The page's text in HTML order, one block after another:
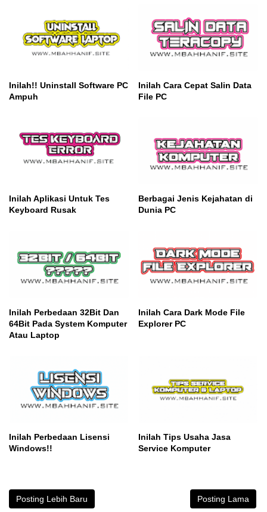
Inilah!! Uninstall Software PC
Ampuh
Inilah Cara Cepat Salin Data
File PC
Inilah Aplikasi Untuk Tes
Keyboard Rusak
Berbagai Jenis Kejahatan di
Dunia PC
Inilah Perbedaan 32Bit Dan
64Bit Pada System Komputer
Atau Laptop
Inilah Cara Dark Mode File
Explorer PC
Inilah Perbedaan Lisensi
Windows!!
Inilah Tips Usaha Jasa
Service Komputer
Posting Lebih Baru Posting Lama